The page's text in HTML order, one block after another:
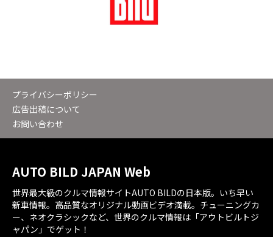
プライバシーポリシー
広告出稿について
お問い合わせ
AUTO BILD JAPAN Web
世界最大級のクルマ情報サイトAUTO BILDの日本版。いち早い
新車情報。高品質なオリジナル動画ビデオ満載。チューニングカ
ー、ネオクラシックなど、世界のクルマ情報は「アウトビルトジ
ャパン」でゲット！